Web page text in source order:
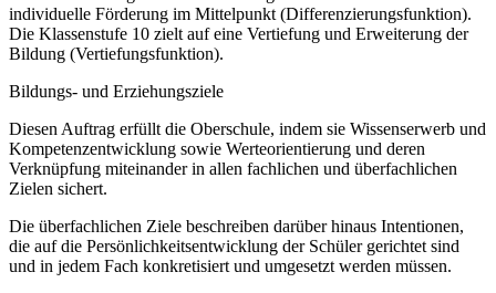
individuelle Förderung im Mittelpunkt (Differenzierungsfunktion).
Die Klassenstufe 10 zielt auf eine Vertiefung und Erweiterung der
Bildung (Vertiefungsfunktion).
Bildungs- und Erziehungsziele
Diesen Auftrag erfüllt die Oberschule, indem sie Wissenserwerb und
Kompetenzentwicklung sowie Werteorientierung und deren
Verknüpfung miteinander in allen fachlichen und überfachlichen
Zielen sichert.
Die überfachlichen Ziele beschreiben darüber hinaus Intentionen,
die auf die Persönlichkeitsentwicklung der Schüler gerichtet sind
und in jedem Fach konkretisiert und umgesetzt werden müssen.